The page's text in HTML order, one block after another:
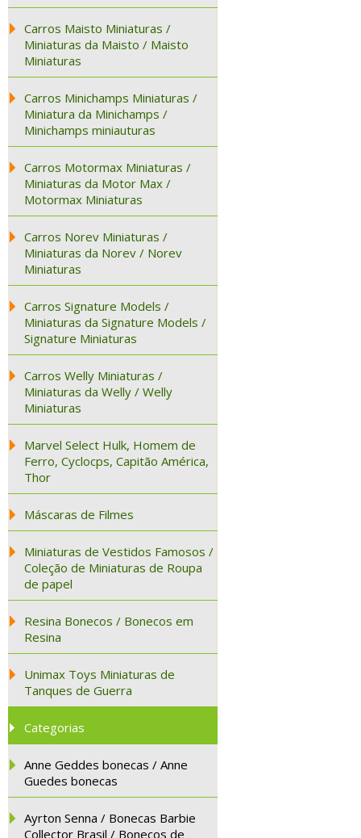
Carros Maisto Miniaturas /
Miniaturas da Maisto / Maisto
Miniaturas
Carros Minichamps Miniaturas /
Miniatura da Minichamps /
Minichamps miniauturas
Carros Motormax Miniaturas /
Miniaturas da Motor Max /
Motormax Miniaturas
Carros Norev Miniaturas /
Miniaturas da Norev / Norev
Miniaturas
Carros Signature Models /
Miniaturas da Signature Models /
Signature Miniaturas
Carros Welly Miniaturas /
Miniaturas da Welly / Welly
Miniaturas
Marvel Select Hulk, Homem de
Ferro, Cyclocps, Capitão América,
Thor
Máscaras de Filmes
Miniaturas de Vestidos Famosos /
Coleção de Miniaturas de Roupa
de papel
Resina Bonecos / Bonecos em
Resina
Unimax Toys Miniaturas de
Tanques de Guerra
Categorias
Anne Geddes bonecas / Anne
Guedes bonecas
Ayrton Senna / Bonecas Barbie
Collector Brasil / Bonecos de